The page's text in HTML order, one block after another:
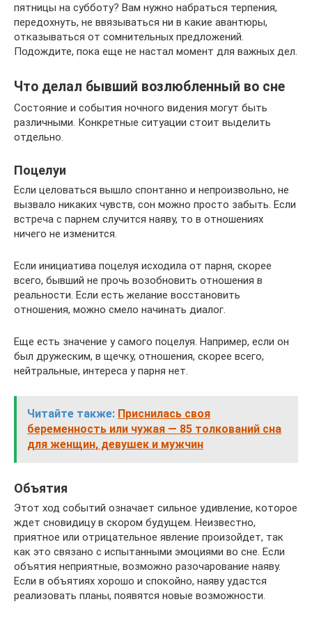
пятницы на субботу? Вам нужно набраться терпения,
передохнуть, не ввязываться ни в какие авантюры,
отказываться от сомнительных предложений.
Подождите, пока еще не настал момент для важных дел.
Что делал бывший возлюбленный во сне
Состояние и события ночного видения могут быть
различными. Конкретные ситуации стоит выделить
отдельно.
Поцелуи
Если целоваться вышло спонтанно и непроизвольно, не
вызвало никаких чувств, сон можно просто забыть. Если
встреча с парнем случится наяву, то в отношениях
ничего не изменится.
Если инициатива поцелуя исходила от парня, скорее
всего, бывший не прочь возобновить отношения в
реальности. Если есть желание восстановить
отношения, можно смело начинать диалог.
Еще есть значение у самого поцелуя. Например, если он
был дружеским, в щечку, отношения, скорее всего,
нейтральные, интереса у парня нет.
Читайте также: Приснилась своя
беременность или чужая — 85 толкований сна
для женщин, девушек и мужчин
Объятия
Этот ход событий означает сильное удивление, которое
ждет сновидицу в скором будущем. Неизвестно,
приятное или отрицательное явление произойдет, так
как это связано с испытанными эмоциями во сне. Если
объятия неприятные, возможно разочарование наяву.
Если в объятиях хорошо и спокойно, наяву удастся
реализовать планы, появятся новые возможности.